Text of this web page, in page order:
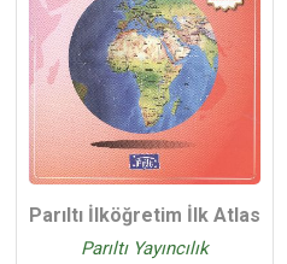
Parıltı İlköğretim İlk Atlas
Parıltı Yayıncılık